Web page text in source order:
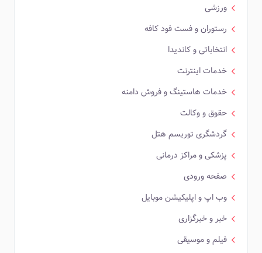
ورزشی
رستوران و فست فود کافه
انتخاباتی و کاندیدا
خدمات اینترنت
خدمات هاستینگ و فروش دامنه
حقوق و وکالت
گردشگری توریسم هتل
پزشکی و مراکز درمانی
صفحه ورودی
وب اپ و اپلیکیشن موبایل
خبر و خبرگزاری
فیلم و موسیقی